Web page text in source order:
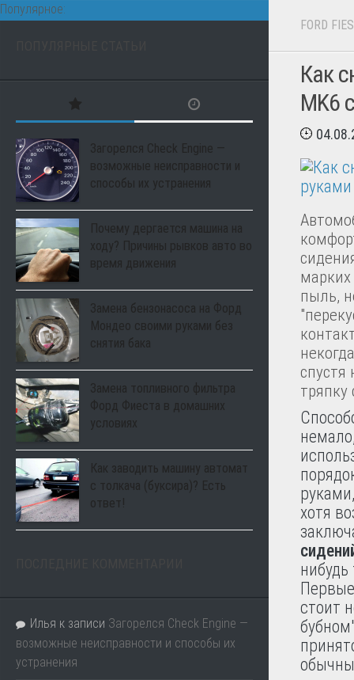
FORD
Как
MK6
марких
пыль,
спустя
тряпку
хотя
стоит
Популярное:
Загорелся Check Engine —
возможные неисправности и
способы их устранения
Почему дергается машина на
ходу? Причины рывков авто во
время движения
Замена бензонасоса на Форд
Мондео своими руками без
снятия бака
Замена топливного фильтра
Форд Фиеста в домашних
условиях
Как заводить машину автомат
с толкача (буксира)? Есть
ответ!
Илья к записи Загорелся Check Engine —
возможные неисправности и способы их
устранения